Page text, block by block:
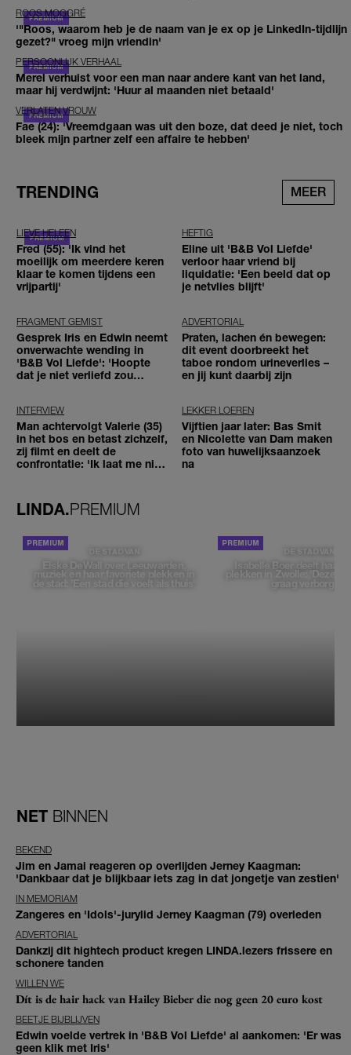
ROOS MOGGRÉ
'"Roos, waarom heb je de naam van je ex op je LinkedIn-tijdlijn
gezet?" vroeg mijn vriendin'
PERSOONLIJK VERHAAL
Merel verhuist voor een man naar andere kant van het land,
maar hij verdwijnt: 'Huur al maanden niet betaald'
VERLATEN VROUW
Fae (24): 'Vreemdgaan was uit den boze, dat deed je niet, toch
bleek mijn partner zelf een affaire te hebben'
TRENDING MEER
LIEVE HELEEN
Fred (55): 'Ik vind het
moeilijk om meerdere keren
klaar te komen tijdens een
vrijpartij'
HEFTIG
Eline uit 'B&B Vol Liefde'
verloor haar vriend bij
liquidatie: 'Een beeld dat op
je netvlies blijft'
FRAGMENT GEMIST
Gesprek Iris en Edwin neemt
onverwachte wending in
'B&B Vol Liefde': 'Hoopte
dat je niet verliefd zou
ADVERTORIAL
Praten, lachen én bewegen:
dit event doorbreekt het
taboe rondom urineverlies –
en jij kunt daarbij zijn
INTERVIEW
Man achtervolgt Valerie (35)
in het bos en betast zichzelf,
zij filmt en deelt de
confrontatie: 'Ik laat me niet
LEKKER LOEREN
Vijftien jaar later: Bas Smit
en Nicolette van Dam maken
foto van huwelijksaanzoek
na
LINDA.PREMIUM
DE STAD VAN
Elske DeWall over Leeuwarden,
muziek en haar favoriete plekken in
de stad: 'Een stad die voelt als thuis'
DE STAD VAN
Isabelle Boer deelt haar
plekken in Zwolle: 'Deze
graag verborgen'
NET BINNEN
BEKEND
Jim en Jamai reageren op overlijden Jerney Kaagman:
'Dankbaar dat je blijkbaar iets zag in dat jongetje van zestien'
IN MEMORIAM
Zangeres en 'Idols'-jurylid Jerney Kaagman (79) overleden
ADVERTORIAL
Dankzij dit hightech product kregen LINDA.lezers frissere en
schonere tanden
WILLEN WE
Dít is de hair hack van Hailey Bieber die nog geen 20 euro kost
BEETJE BIJBLIJVEN
Edwin voelde vertrek in 'B&B Vol Liefde' al aankomen: 'Er was
geen klik met Iris'